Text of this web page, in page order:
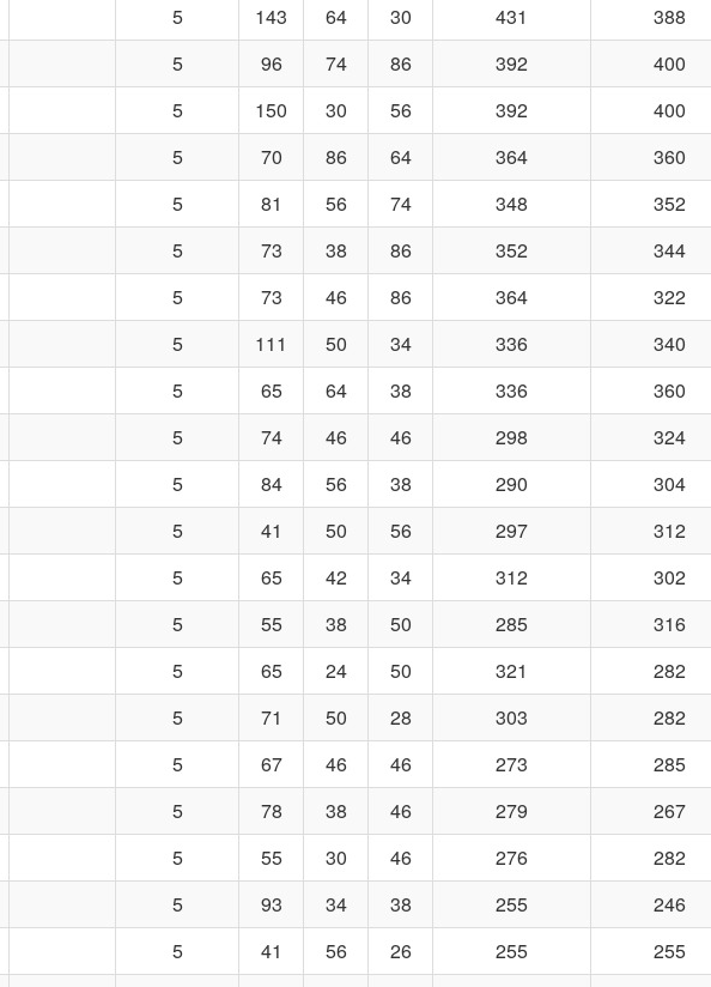
5 143 64 30 431 388
5 96 74 86 392 400
5 150 30 56 392 400
5 70 86 64 364 360
5 81 56 74 348 352
5 73 38 86 352 344
5 73 46 86 364 322
5 111 50 34 336 340
5 65 64 38 336 360
5 74 46 46 298 324
5 84 56 38 290 304
5 41 50 56 297 312
5 65 42 34 312 302
5 55 38 50 285 316
5 65 24 50 321 282
5 71 50 28 303 282
5 67 46 46 273 285
5 78 38 46 279 267
5 55 30 46 276 282
5 93 34 38 255 246
5 41 56 26 255 255